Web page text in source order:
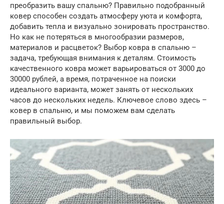
преобразить вашу спальню? Правильно подобранный
ковер способен создать атмосферу уюта и комфорта,
добавить тепла и визуально зонировать пространство.
Но как не потеряться в многообразии размеров,
материалов и расцветок? Выбор ковра в спальню –
задача, требующая внимания к деталям. Стоимость
качественного ковра может варьироваться от 3000 до
30000 рублей, а время, потраченное на поиски
идеального варианта, может занять от нескольких
часов до нескольких недель. Ключевое слово здесь –
ковер в спальню, и мы поможем вам сделать
правильный выбор.